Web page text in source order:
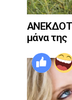
μάνα της